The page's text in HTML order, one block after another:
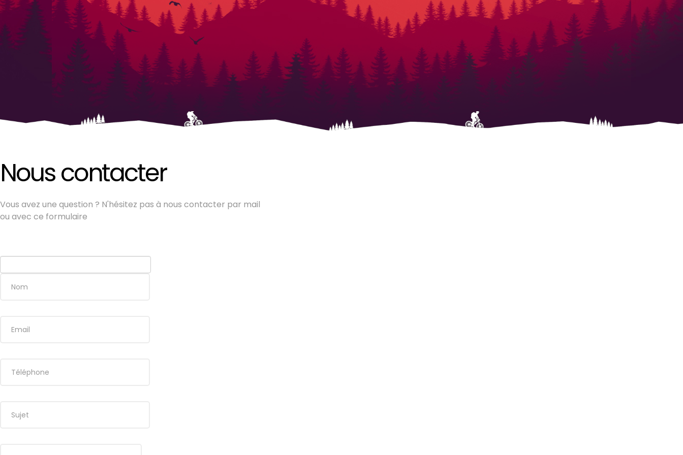
Nous contacter
Vous avez une question ? N'hésitez pas à nous contacter par mail
ou avec ce formulaire